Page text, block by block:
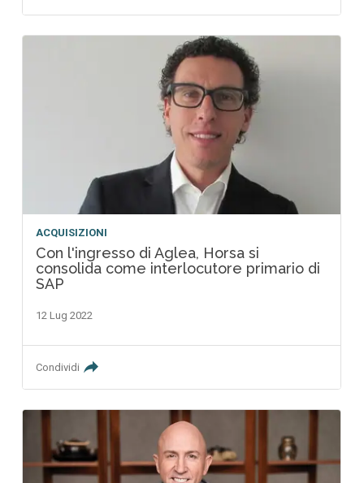
ACQUISIZIONI
Con l'ingresso di Aglea, Horsa si
consolida come interlocutore primario di
SAP
12 Lug 2022
Condividi